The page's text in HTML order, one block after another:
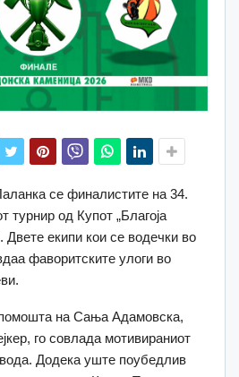
се финалистите на 34.
турнир од Купот „Благоја
Двете екипи кои се водечки во
фаворитските улоги во
на Сања Адамовска,
го совлада мотивираниот
Додека уште поубедлив